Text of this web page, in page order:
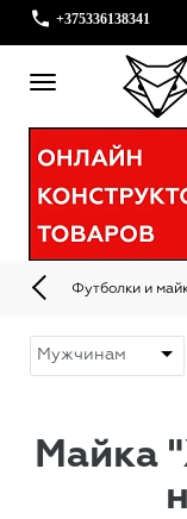
+375336138341
Футболки и
Майка